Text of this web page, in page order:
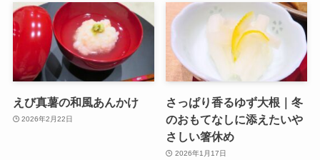
えび真薯の和風あんかけ
2026年2月22日
さっぱり香るゆず大根｜冬
のおもてなしに添えたいや
さしい箸休め
2026年1月17日